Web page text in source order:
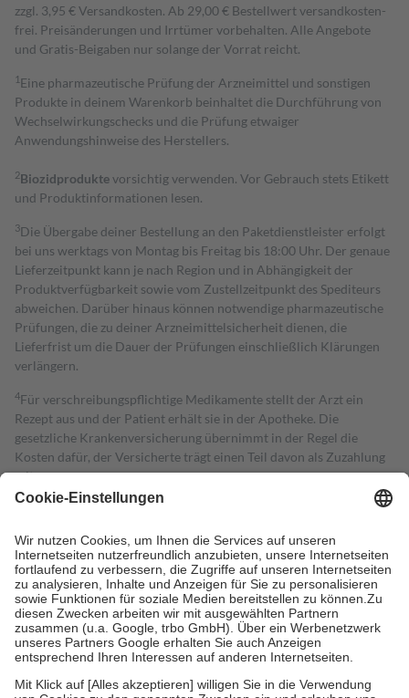
zzgl. 3,95 € Versandkosten. Ab 29,00 € Bestell­wert versand­kosten­
frei. Preisänderungen und Irrtümer vorbehalten. Alle Angebote
und Gratis-Beigaben nur solange der Vorrat reicht.
1 Eine pharmazeutische Prüfung der Arzneimittel und sonstigen
Produkte in deinem Warenkorb beinhaltet die Durchführung von
Wechselwirkungschecks und die Prüfung etwaiger
Anwendungshinweise des Herstellers.
2Biozidproduktevorsichtig verwenden. Vor Gebrauch stets Etikett
und Produktinformationen lesen.
3Die Übergabe deiner Bestellung an den Paketdienstleister erfolgt
bei uns werktags von Montag bis Freitag bis 18:00 Uhr. Der genaue
Lieferzeitpunkt kann je nach Region und in Abhängigkeit der
Produktverfügbarkeit sowie vom Zustellzeitpunkt des Spediteurs
abweichen. Darüber hinaus können notwendige pharmazeutische
Prüfungen, die zu deiner Arzneimittelsicherheit dienen, die
Lieferfrist um die Dauer der Prüfungen einschließlich Klärungen
verlängern.
4Für verschreibungspflichtige Medikamente stellt der Arzt ein
Rezept aus und der Patient erhält sie in der Apotheke. Die
gesetzliche Krankenversicherung übernimmt in der Regel die
Kosten dafür, der Versicherte trägt einen Teil davon als Zuzahlung
mit.
Grundsätzlich leisten Mitglieder Zuzahlungen in Höhe von zehn
höchstens zehn Euro.
Es sind jedoch nie mehr als die tatsächlichen
Kosten der Leistung zu entrichten.
Diese Regeln gelten grundsätzlich auch für Online-Apotheken.
Bei Heilmitteln und häuslicher Krankenpflege beträgt die
Zuzahlung zehn Prozent der Kosten sowie zehn Euro je
Verordnung.
Um das Engagement der Versicherten für ihre eigene Gesundheit zu
stärken und die besondere Stellung der Familie zu unterstützen,
fallenkeine Zuzahlungenan bei: